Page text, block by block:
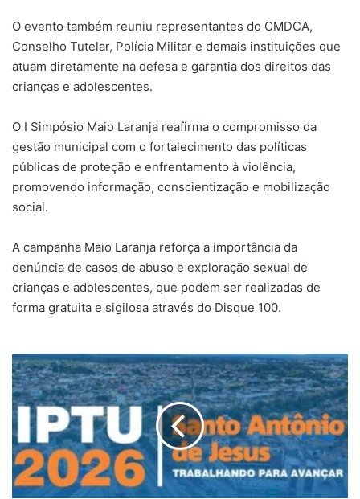
O evento também reuniu representantes do CMDCA,
Conselho Tutelar, Polícia Militar e demais instituições que
atuam diretamente na defesa e garantia dos direitos das
crianças e adolescentes.
O I Simpósio Maio Laranja reafirma o compromisso da
gestão municipal com o fortalecimento das políticas
públicas de proteção e enfrentamento à violência,
promovendo informação, conscientização e mobilização
social.
A campanha Maio Laranja reforça a importância da
denúncia de casos de abuso e exploração sexual de
crianças e adolescentes, que podem ser realizadas de
forma gratuita e sigilosa através do Disque 100.
SAJ:
IPTU
2026
pode
ser
pago
hoje
com
até